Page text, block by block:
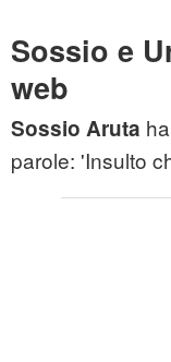
Sossio e
web
Sossio Aruta
parole: 'Insulto